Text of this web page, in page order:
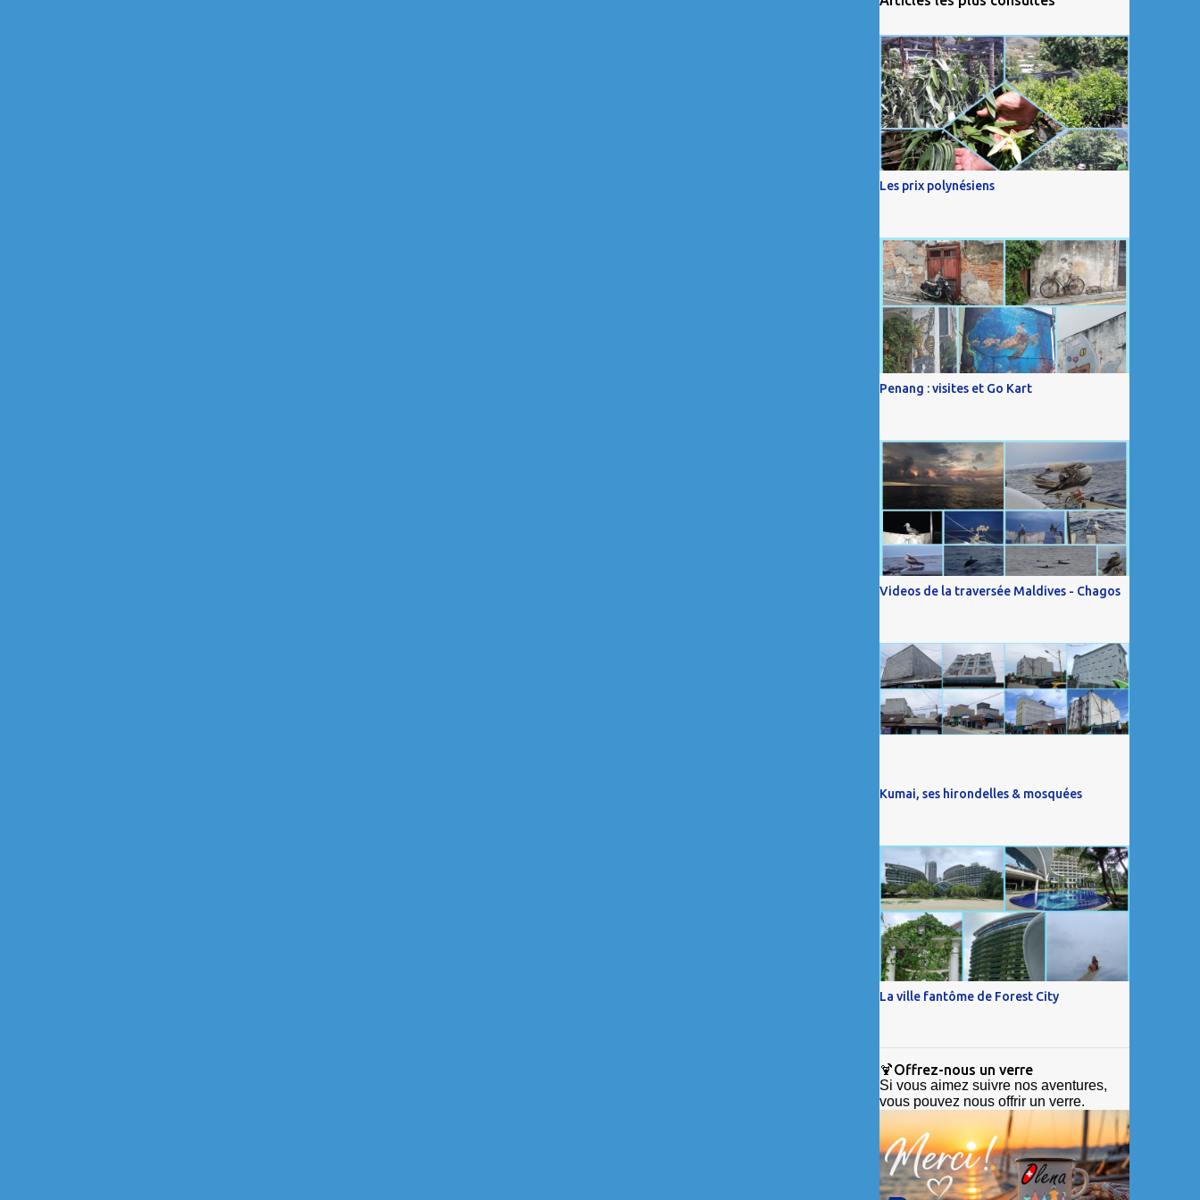
Les prix polynésiens
Penang : visites et Go Kart
Videos de la traversée Maldives - Chagos
Kumai, ses hirondelles & mosquées
La ville fantôme de Forest City
🍹Offrez-nous un verre
Si vous aimez suivre nos aventures,
vous pouvez nous offrir un verre.